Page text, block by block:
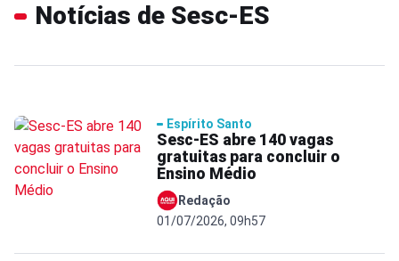
Notícias de Sesc-ES
Espírito Santo
Sesc-ES abre 140 vagas
gratuitas para concluir o
Ensino Médio
Redação
01/07/2026, 09h57